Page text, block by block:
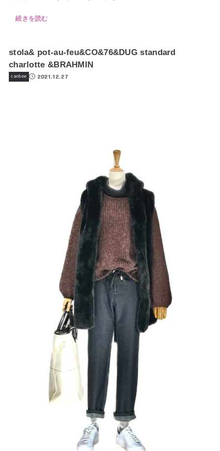
続きを読む
stola& pot-au-feu&CO&76&DUG standard
charlotte &BRAHMIN
canbee 2021.12.27